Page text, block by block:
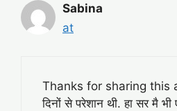
Sabina
at
Thanks for sharing this
दिनों से परेशान थी. हा सर मै